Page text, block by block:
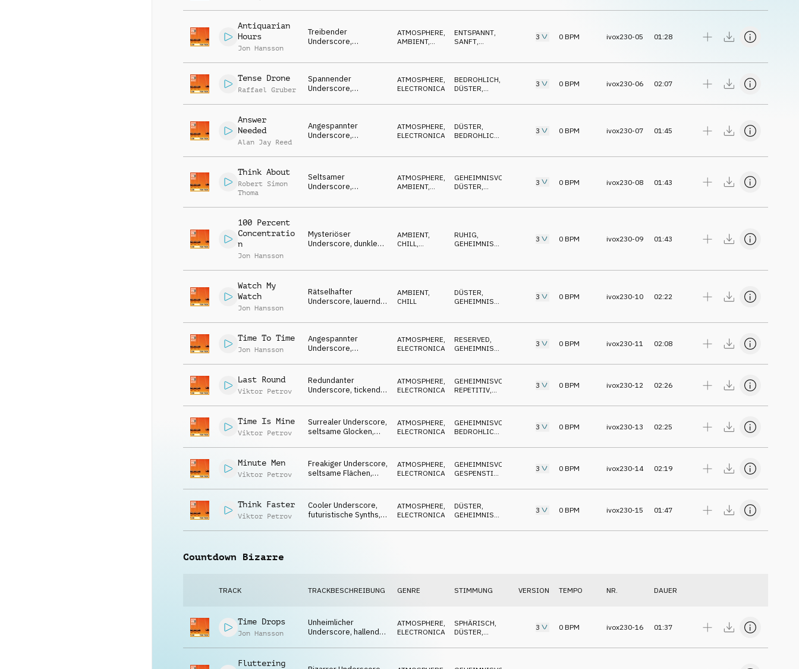
treibend, analytisch
Antiquarian
Hours
Jon Hansson
Treibender
Underscore,
Glocken, mystisch,
ATMOSPHERE
AMBIENT,
ENTSPANNT
SANFT
3 0 BPM ivox230-05 01:28
Tense Drone
Raffael Gruber
Spannender
Underscore,
fokussiert &
ATMOSPHERE
ELECTRONICA
BEDROHLICH
DÜSTER
3 0 BPM ivox230-06 02:07
Answer
Needed
Alan Jay Reed
Angespannter
Underscore,
& Synths, fokussiert,
ATMOSPHERE
ELECTRONICA
DÜSTER
BEDROHLICH
3 0 BPM ivox230-07 01:45
Think About
Robert Simon
Thoma
Seltsamer
Underscore,
& Flächen, süße kleine
ATMOSPHERE,
AMBIENT,
GEHEIMNISVOLL
DÜSTER,
3 0 BPM ivox230-08 01:43
100 Percent
Concentratio
n
Jon Hansson
Mysteriöser
Underscore, dunkle
AMBIENT,
CHILL
RUHIG
GEHEIMNISVOLL
3 0 BPM ivox230-09 01:43
Watch My
Watch
Jon Hansson
Rätselhafter
Underscore, lauernde
eigenartig, surreal
AMBIENT,
CHILL
DÜSTER
GEHEIMNISVOLL
3 0 BPM ivox230-10 02:22
Time To Time
Jon Hansson
Angespannter
Underscore,
überwachend,
fokussiert,
investigativ
ATMOSPHERE
ELECTRONICA
RESERVED
GEHEIMNISVOLL
3 0 BPM ivox230-11 02:08
Last Round
Viktor Petrov
Redundanter
Underscore, tickende
angespannt, wachsam
ATMOSPHERE
ELECTRONICA
GEHEIMNISVOLL
REPETITIV
3 0 BPM ivox230-12 02:26
Time Is Mine
Viktor Petrov
Surrealer Underscore,
seltsame Glocken,
hypnotisierend, rote
Pille
ATMOSPHERE
ELECTRONICA
GEHEIMNISVOLL
BEDROHLICH
3 0 BPM ivox230-13 02:25
Minute Men
Viktor Petrov
Freakiger Underscore,
seltsame Flächen,
ambitioniert
ATMOSPHERE
ELECTRONICA
GEHEIMNISVOLL
GESPENSTISCH
3 0 BPM ivox230-14 02:19
Think Faster
Viktor Petrov
Cooler Underscore,
futuristische Synths,
entschlossen,
ATMOSPHERE
ELECTRONICA
DÜSTER
GEHEIMNISVOLL
3 0 BPM ivox230-15 01:47
Countdown Bizarre
TRACK TRACKBESCHREIBUNG GENRE STIMMUNG VERSION TEMPO NR. DAUER
Time Drops
Jon Hansson
Unheimlicher
Underscore, hallende
angespannt,
ATMOSPHERE
ELECTRONICA
SPHÄRISCH
DÜSTER
3 0 BPM ivox230-16 01:37
Fluttering